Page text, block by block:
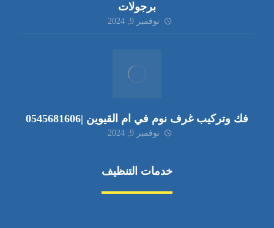
برجولات
نوفمبر 9, 2024
فك وتركيب غرف نوم في ام القيوين |0545681606
نوفمبر 9, 2024
خدمات التنظيف